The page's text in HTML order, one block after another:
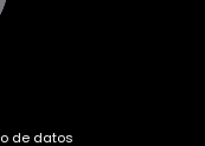
de datos